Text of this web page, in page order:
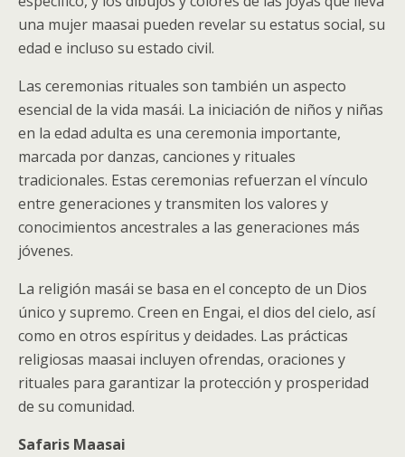
una mujer maasai pueden revelar su estatus social, su
edad e incluso su estado civil.
Las ceremonias rituales son también un aspecto
esencial de la vida masái. La iniciación de niños y niñas
en la edad adulta es una ceremonia importante,
marcada por danzas, canciones y rituales
tradicionales. Estas ceremonias refuerzan el vínculo
entre generaciones y transmiten los valores y
conocimientos ancestrales a las generaciones más
jóvenes.
La religión masái se basa en el concepto de un Dios
único y supremo. Creen en Engai, el dios del cielo, así
como en otros espíritus y deidades. Las prácticas
religiosas maasai incluyen ofrendas, oraciones y
rituales para garantizar la protección y prosperidad
de su comunidad.
Safaris Maasai